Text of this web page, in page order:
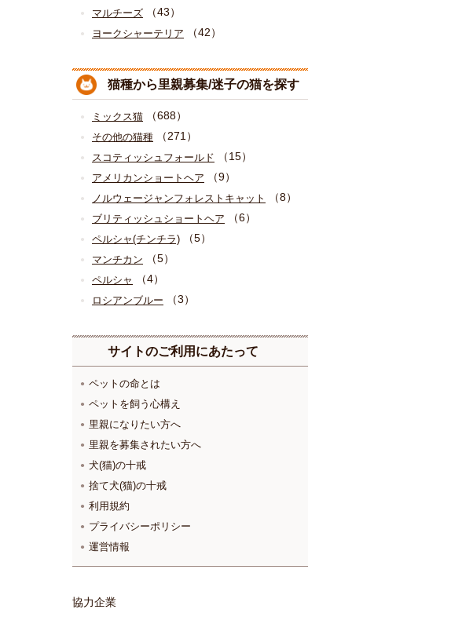
マルチーズ （43）
ヨークシャーテリア （42）
猫種から里親募集/迷子の猫を探す
ミックス猫 （688）
その他の猫種 （271）
スコティッシュフォールド （15）
アメリカンショートヘア （9）
ノルウェージャンフォレストキャット （8）
ブリティッシュショートヘア （6）
ペルシャ(チンチラ) （5）
マンチカン （5）
ペルシャ （4）
ロシアンブルー （3）
サイトのご利用にあたって
ペットの命とは
ペットを飼う心構え
里親になりたい方へ
里親を募集されたい方へ
犬(猫)の十戒
捨て犬(猫)の十戒
利用規約
プライバシーポリシー
運営情報
協力企業